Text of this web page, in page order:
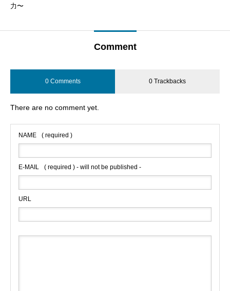
力〜
Comment
0 Comments 0 Trackbacks
There are no comment yet.
NAME ( required )
E-MAIL ( required ) - will not be published -
URL